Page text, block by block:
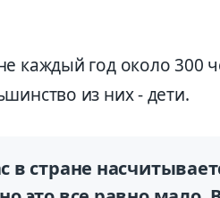
каждый год около 300
из них - дети.
в стране